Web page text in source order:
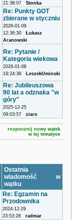
21:38:07 Stonka
Re: Punkty GOT
zbierane w styczniu
2026-01-09
12:36:30 Łukasz
Aranowski
Re: Pytanie /
Kategoria wiekowa
2026-01-08
19:24:38
LeszekUminski
Re: Jubileuszowa
90 lat a odznaka "w
góry"
2025-12-25
09:03:57 ziaro
rozpocznij nowy wątek
w tej tematyce
Ostatnia
wiadomość w
wątku
Re: Egzamin na
Przodownika
2024-12-29
23:53:28 radmar